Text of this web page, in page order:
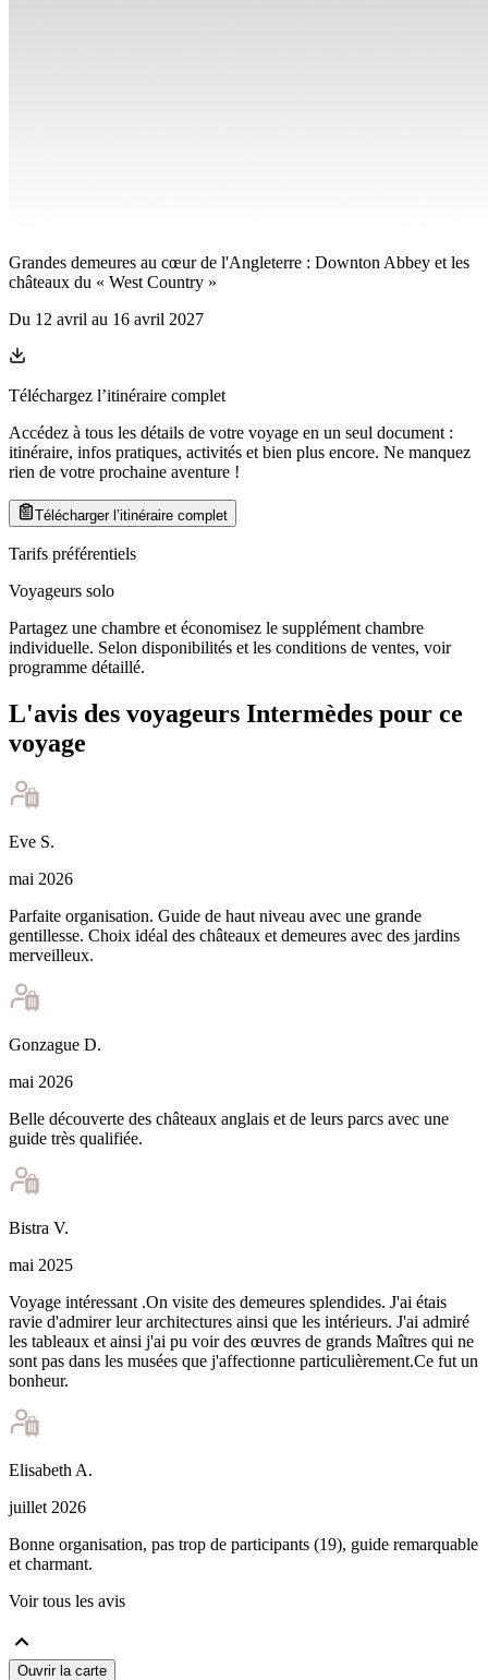
Grandes demeures au cœur de l'Angleterre : Downton Abbey et les
châteaux du « West Country »
Du 12 avril au 16 avril 2027
Téléchargez l’itinéraire complet
Accédez à tous les détails de votre voyage en un seul document :
itinéraire, infos pratiques, activités et bien plus encore. Ne manquez
rien de votre prochaine aventure !
Télécharger l’itinéraire complet
Tarifs préférentiels
Voyageurs solo
Partagez une chambre et économisez le supplément chambre
individuelle. Selon disponibilités et les conditions de ventes, voir
programme détaillé.
L'avis des voyageurs Intermèdes pour ce
voyage
Eve S.
mai 2026
Parfaite organisation. Guide de haut niveau avec une grande
gentillesse. Choix idéal des châteaux et demeures avec des jardins
merveilleux.
Gonzague D.
mai 2026
Belle découverte des châteaux anglais et de leurs parcs avec une
guide très qualifiée.
Bistra V.
mai 2025
Voyage intéressant .On visite des demeures splendides. J'ai étais
ravie d'admirer leur architectures ainsi que les intérieurs. J'ai admiré
les tableaux et ainsi j'ai pu voir des œuvres de grands Maîtres qui ne
sont pas dans les musées que j'affectionne particulièrement.Ce fut un
bonheur.
Elisabeth A.
juillet 2026
Bonne organisation, pas trop de participants (19), guide remarquable
et charmant.
Voir tous les avis
Ouvrir la carte